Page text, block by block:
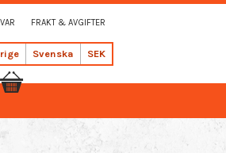
Svenska SEK
FRAKT & AVGIFTER
Kundvagn